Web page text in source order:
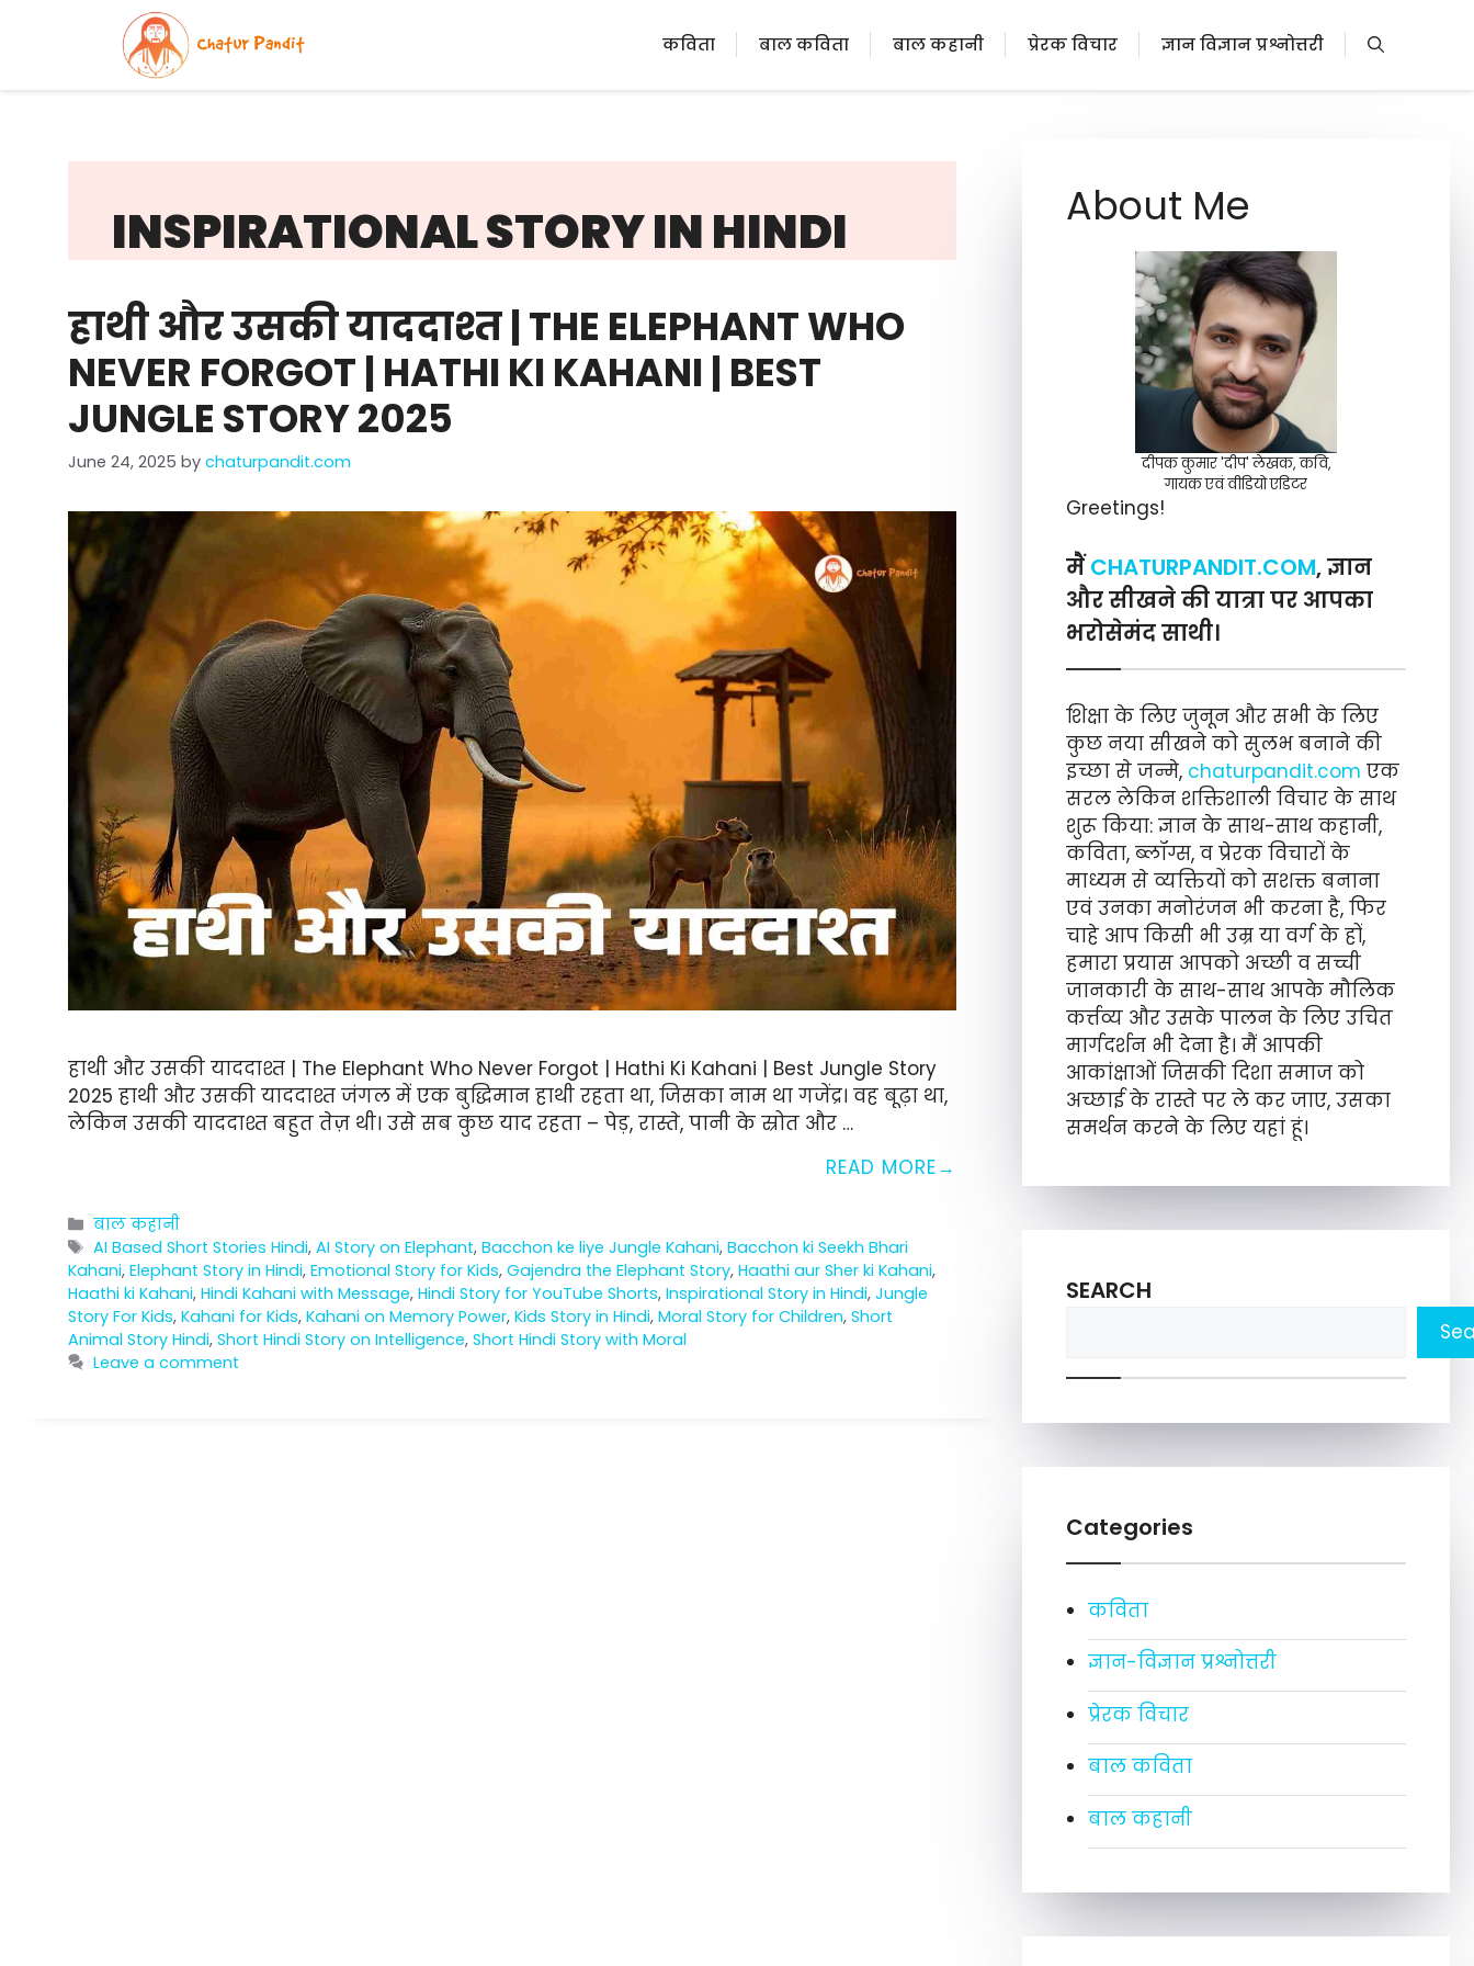
कविता बाल कविता बाल कहानी प्रेरक विचार ज्ञान विज्ञान प्रश्नोत्तरी
INSPIRATIONAL STORY IN HINDI
हाथी और उसकी याददाश्त | THE ELEPHANT WHO
NEVER FORGOT | HATHI KI KAHANI | BEST
JUNGLE STORY 2025
June 24, 2025 by chaturpandit.com
हाथी और उसकी याददाश्त | The Elephant Who Never Forgot | Hathi Ki Kahani | Best Jungle Story
2025 हाथी और उसकी याददाश्त जंगल में एक बुद्धिमान हाथी रहता था, जिसका नाम था गजेंद्र। वह बूढ़ा था,
लेकिन उसकी याददाश्त बहुत तेज़ थी। उसे सब कुछ याद रहता – पेड़, रास्ते, पानी के स्रोत और …
READ MORE
Categories
बाल कहानी
Tags
AI Based Short Stories Hindi,AI Story on Elephant,Bacchon ke liye Jungle Kahani,Bacchon ki Seekh Bhari
Kahani, Elephant Story in Hindi, Emotional Story for Kids, Gajendra the Elephant Story, Haathi aur Sher ki Kahani,
Haathi ki Kahani, Hindi Kahani with Message, Hindi Story for YouTube Shorts, Inspirational Story in Hindi, Jungle
Story For Kids, Kahani for Kids, Kahani on Memory Power, Kids Story in Hindi, Moral Story for Children, Short
Animal Story Hindi, Short Hindi Story on Intelligence, Short Hindi Story with Moral
Leave a comment
About Me
दीपक कुमार 'दीप' लेखक, कवि,
गायक एवं वीडियो एडिटर
Greetings!
मैं CHATURPANDIT.COM, ज्ञान
और सीखने की यात्रा पर आपका
भरोसेमंद साथी।
शिक्षा के लिए जुनून और सभी के लिए
कुछ नया सीखने को सुलभ बनाने की
इच्छा से जन्मे, chaturpandit.com एक
सरल लेकिन शक्तिशाली विचार के साथ
शुरू किया: ज्ञान के साथ-साथ कहानी,
कविता, ब्लॉग्स, व प्रेरक विचारों के
माध्यम से व्यक्तियों को सशक्त बनाना
एवं उनका मनोरंजन भी करना है, फिर
चाहे आप किसी भी उम्र या वर्ग के हों,
हमारा प्रयास आपको अच्छी व सच्ची
जानकारी के साथ-साथ आपके मौलिक
कर्त्तव्य और उसके पालन के लिए उचित
मार्गदर्शन भी देना है। मैं आपकी
आकांक्षाओं जिसकी दिशा समाज को
अच्छाई के रास्ते पर ले कर जाए, उसका
समर्थन करने के लिए यहां हूं।
SEARCH
Categories
कविता
ज्ञान-विज्ञान प्रश्नोत्तरी
प्रेरक विचार
बाल कविता
बाल कहानी